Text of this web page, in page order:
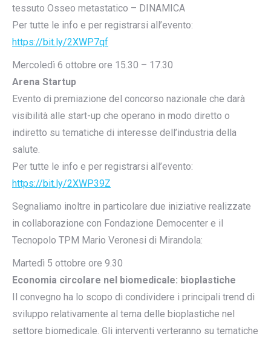
tessuto Osseo metastatico – DINAMICA
Per tutte le info e per registrarsi all’evento:
https://bit.ly/2XWP7qf
Mercoledì 6 ottobre ore 15.30 – 17.30
Arena Startup
Evento di premiazione del concorso nazionale che darà
visibilità alle start-up che operano in modo diretto o
indiretto su tematiche di interesse dell’industria della
salute.
Per tutte le info e per registrarsi all’evento:
https://bit.ly/2XWP39Z
Segnaliamo inoltre in particolare due iniziative realizzate
in collaborazione con Fondazione Democenter e il
Tecnopolo TPM Mario Veronesi di Mirandola:
Martedì 5 ottobre ore 9.30
Economia circolare nel biomedicale: bioplastiche
Il convegno ha lo scopo di condividere i principali trend di
sviluppo relativamente al tema delle bioplastiche nel
settore biomedicale. Gli interventi verteranno su tematiche